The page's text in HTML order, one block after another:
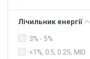
бізнесу
Онлайн-
Лічильник енергії
3% - 5%
<1%, 0.5, 0.2S, MID